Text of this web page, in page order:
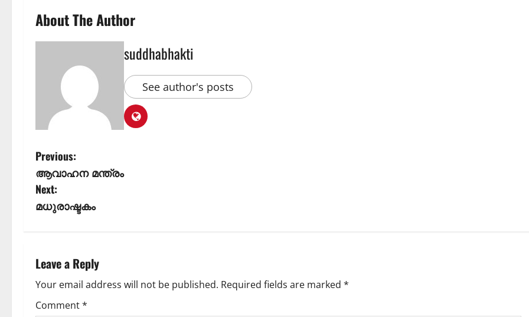
About The Author
suddhabhakti
See author's posts
Previous:
ആവാഹന മന്ത്രം
Next:
മധുരാഷ്ടകം
Leave a Reply
Your email address will not be published. Required fields are marked *
Comment*